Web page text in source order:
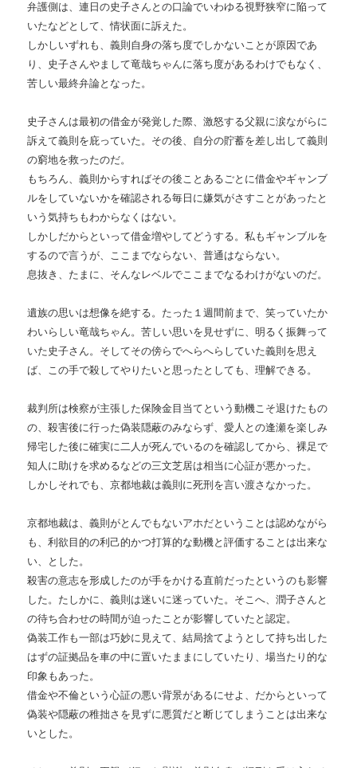
弁護側は、連日の史子さんとの口論でいわゆる視野狭窄に陥って
いたなどとして、情状面に訴えた。
しかしいずれも、義則自身の落ち度でしかないことが原因であ
り、史子さんやまして竜哉ちゃんに落ち度があるわけでもなく、
苦しい最終弁論となった。
史子さんは最初の借金が発覚した際、激怒する父親に涙ながらに
訴えて義則を庇っていた。その後、自分の貯蓄を差し出して義則
の窮地を救ったのだ。
もちろん、義則からすればその後ことあるごとに借金やギャンブ
ルをしていないかを確認される毎日に嫌気がさすことがあったと
いう気持ちもわからなくはない。
しかしだからといって借金増やしてどうする。私もギャンブルを
するので言うが、ここまでならない、普通はならない。
息抜き、たまに、そんなレベルでここまでなるわけがないのだ。
遺族の思いは想像を絶する。たった１週間前まで、笑っていたか
わいらしい竜哉ちゃん。苦しい思いを見せずに、明るく振舞って
いた史子さん。そしてその傍らでへらへらしていた義則を思え
ば、この手で殺してやりたいと思ったとしても、理解できる。
裁判所は検察が主張した保険金目当てという動機こそ退けたもの
の、殺害後に行った偽装隠蔽のみならず、愛人との逢瀬を楽しみ
帰宅した後に確実に二人が死んでいるのを確認してから、裸足で
知人に助けを求めるなどの三文芝居は相当に心証が悪かった。
しかしそれでも、京都地裁は義則に死刑を言い渡さなかった。
京都地裁は、義則がとんでもないアホだということは認めながら
も、利欲目的の利己的かつ打算的な動機と評価することは出来な
い、とした。
殺害の意志を形成したのが手をかける直前だったというのも影響
した。たしかに、義則は迷いに迷っていた。そこへ、潤子さんと
の待ち合わせの時間が迫ったことが影響していたと認定。
偽装工作も一部は巧妙に見えて、結局捨てようとして持ち出した
はずの証拠品を車の中に置いたままにしていたり、場当たり的な
印象もあった。
借金や不倫という心証の悪い背景があるにせよ、だからといって
偽装や隠蔽の稚拙さを見ずに悪質だと断じてしまうことは出来な
いとした。